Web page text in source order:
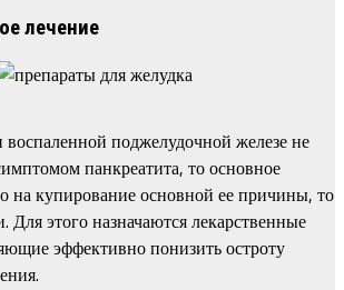
лечение
поджелудочной железе не
панкреатита, то основное
на купирование основной ее причины, то
Для этого назначаются лекарственные
эффективно понизить остроту